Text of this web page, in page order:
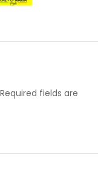
fields are